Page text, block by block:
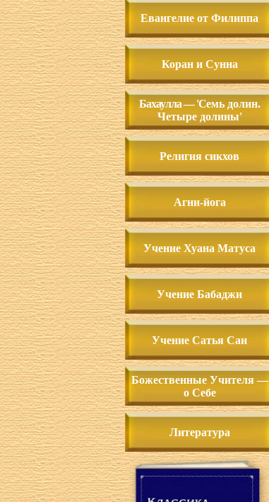
Евангелие от Филиппа
Коран и Сунна
Бахаулла — 'Семь долин.
Четыре долины'
Религия сикхов
Агни-йога
Учение Хуана Матуса
Учение Бабаджи
Учение Сатья Саи
Божественные Учителя —
о Себе
Литература